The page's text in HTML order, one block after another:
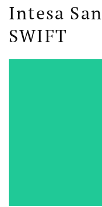
Intesa
SWIFT